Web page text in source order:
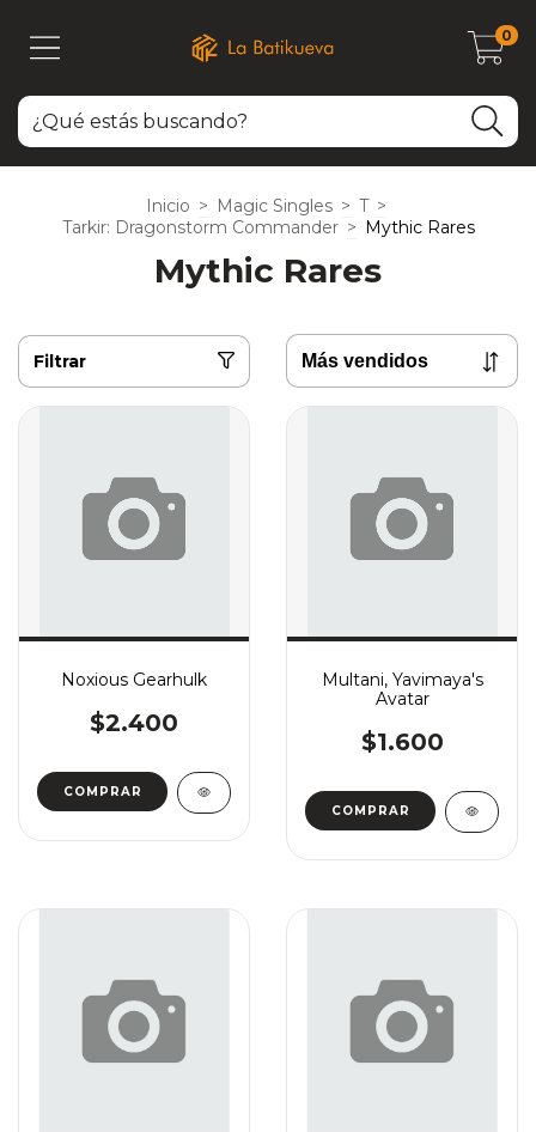
0
Inicio > Magic Singles > T >
Tarkir: Dragonstorm Commander > Mythic Rares
Mythic Rares
Filtrar
Noxious Gearhulk
$2.400
COMPRAR
Multani, Yavimaya's
Avatar
$1.600
COMPRAR